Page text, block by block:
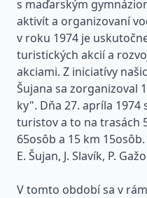
s maďarským
aktivít a organizovaní
v roku 1974 je
turistických akcií a
akciami. Z iniciatívy
Šujana sa zorganizoval
ky". Dňa 27. apríla
turistov a to na trasách
65osôb a 15 km
E. Šujan, J. Slavík, P.
V tomto období sa v